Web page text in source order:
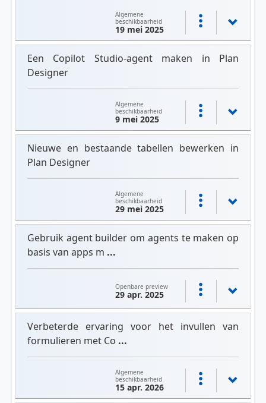
Algemene
beschikbaarheid
19 mei 2025
Een Copilot Studio-agent maken in Plan
Designer
Algemene
beschikbaarheid
9 mei 2025
Nieuwe en bestaande tabellen bewerken in
Plan Designer
Algemene
beschikbaarheid
29 mei 2025
Gebruik agent builder om agents te maken op
basis van apps m ...
Openbare preview
29 apr. 2025
Verbeterde ervaring voor het invullen van
formulieren met Co ...
Algemene
beschikbaarheid
15 apr. 2026